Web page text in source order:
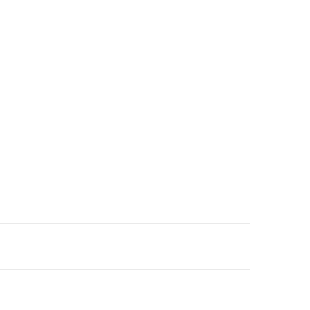
la razele solare.
automata sau alte elemente ascutite.
meteorologice, cum ar fi umiditatea,